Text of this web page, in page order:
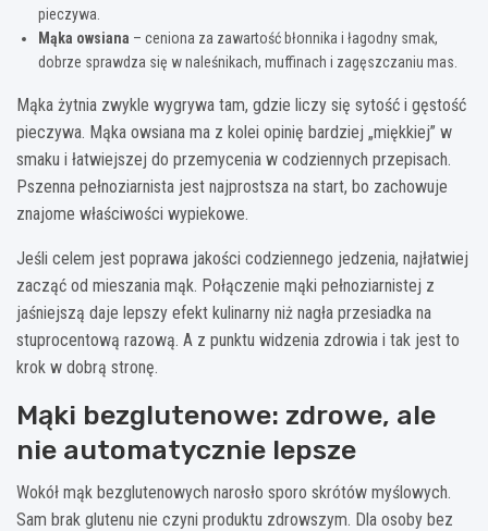
pieczywa.
Mąka owsiana – ceniona za zawartość błonnika i łagodny smak,
dobrze sprawdza się w naleśnikach, muffinach i zagęszczaniu mas.
Mąka żytnia zwykle wygrywa tam, gdzie liczy się sytość i gęstość
pieczywa. Mąka owsiana ma z kolei opinię bardziej „miękkiej” w
smaku i łatwiejszej do przemycenia w codziennych przepisach.
Pszenna pełnoziarnista jest najprostsza na start, bo zachowuje
znajome właściwości wypiekowe.
Jeśli celem jest poprawa jakości codziennego jedzenia, najłatwiej
zacząć od mieszania mąk. Połączenie mąki pełnoziarnistej z
jaśniejszą daje lepszy efekt kulinarny niż nagła przesiadka na
stuprocentową razową. A z punktu widzenia zdrowia i tak jest to
krok w dobrą stronę.
Mąki bezglutenowe: zdrowe, ale
nie automatycznie lepsze
Wokół mąk bezglutenowych narosło sporo skrótów myślowych.
Sam brak glutenu nie czyni produktu zdrowszym. Dla osoby bez